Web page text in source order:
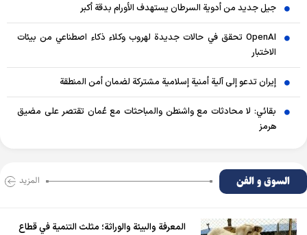
جيل جديد من أدوية السرطان يستهدف الأورام بدقة أكبر
OpenAI تحقق في حالات جديدة لهروب وكلاء ذكاء اصطناعي من بيئات
الاختبار
إيران تدعو إلى آلية أمنية إسلامية مشتركة لضمان أمن المنطقة
بقائي: لا محادثات مع واشنطن والمباحثات مع عُمان تقتصر على مضيق
هرمز
السوق و الفن المزید
المعرفة والبيئة والوراثة؛ مثلث التنمية في قطاع